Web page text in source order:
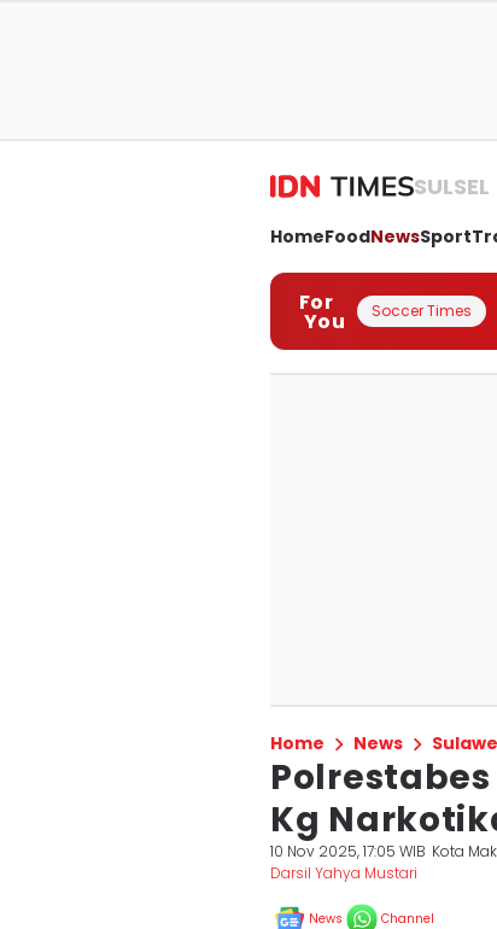
SULSEL
HomeFoodNewsSport
For
You Soccer Times
Home News
Kg
10 Nov 2025, 17:05 WIB Kota
Darsil Yahya Mustari
News Channel